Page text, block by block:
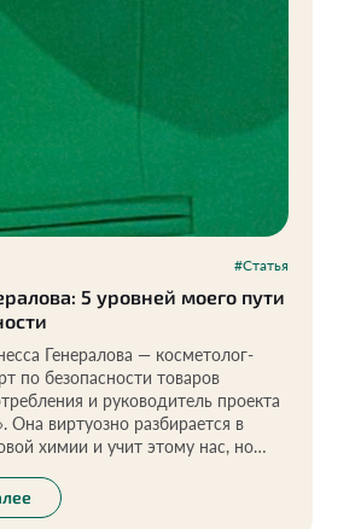
#Статья
5 уровней моего пути
Генералова — косметолог-
по безопасности товаров
и руководитель проекта
Она виртуозно разбирается в
химии и учит этому нас, но
с дерматитом. С чего начался её
сторону и какие средства